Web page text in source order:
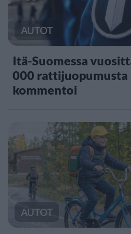
AUTOT
Itä-Suomessa
000 rattijuopumusta
kommentoi
AUTOT